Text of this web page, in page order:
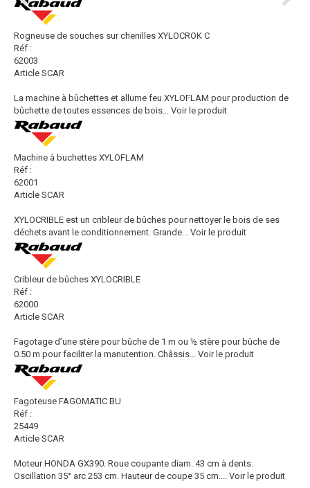
Rogneuse de souches sur chenilles XYLOCROK C
Réf :
62003
Article SCAR
La machine à bûchettes et allume feu XYLOFLAM pour production de
bûchette de toutes essences de bois... Voir le produit
Machine à buchettes XYLOFLAM
Réf :
62001
Article SCAR
XYLOCRIBLE est un cribleur de bûches pour nettoyer le bois de ses
déchets avant le conditionnement. Grande... Voir le produit
Cribleur de bûches XYLOCRIBLE
Réf :
62000
Article SCAR
Fagotage d’une stère pour bûche de 1 m ou ½ stère pour bûche de
0.50 m pour faciliter la manutention. Châssis... Voir le produit
Fagoteuse FAGOMATIC BU
Réf :
25449
Article SCAR
Moteur HONDA GX390. Roue coupante diam. 43 cm à dents.
Oscillation 35° arc 253 cm. Hauteur de coupe 35 cm.... Voir le produit